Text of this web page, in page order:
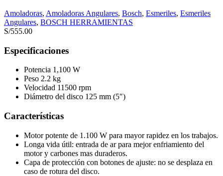
Amoladoras, Amoladoras Angulares, Bosch, Esmeriles, Esmeriles
Angulares, BOSCH HERRAMIENTAS
S/555.00
Especificaciones
Potencia 1,100 W
Peso 2.2 kg
Velocidad 11500 rpm
Diámetro del disco 125 mm (5″)
Características
Motor potente de 1.100 W para mayor rapidez en los trabajos.
Longa vida útil: entrada de ar para mejor enfriamiento del
motor y carbones mas duraderos.
Capa de protección con botones de ajuste: no se desplaza en
caso de rotura del disco.